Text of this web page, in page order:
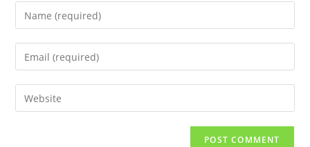
Enter
your
name
comment
Enter
your
email
address
Enter
your